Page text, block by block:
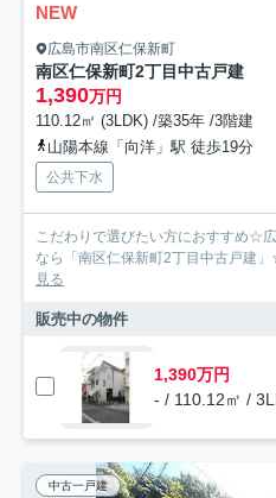
NEW
広島市南区仁保新町
南区仁保新町2丁目中古戸建
1,390万円
110.12㎡ (3LDK) /築35年 /3階建
山陽本線「向洋」駅 徒歩19分
公共下水
こだわりで選びたい方におすすめ☆
なら「南区仁保新町2丁目中古戸建
見る
販売中の物件
1,390万円
- / 110.12㎡ /
中古一戸建